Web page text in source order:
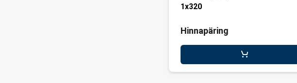
1x320
Hinnapäring